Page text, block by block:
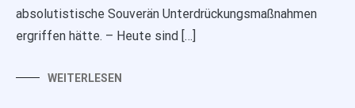
absolutistische Souverän Unterdrückungsmaßnahmen
ergriffen hätte. – Heute sind […]
WEITERLESEN